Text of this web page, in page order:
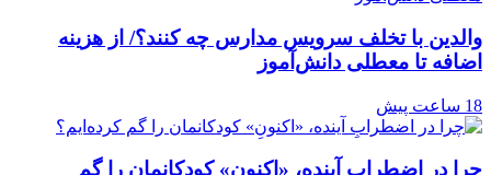
والدین با تخلف سرویس مدارس چه کنند؟/ از هزینه
اضافه تا معطلی دانش‌آموز
18 ساعت پیش
چرا در اضطرابِ آینده، «اکنونِ» کودکانمان را گم